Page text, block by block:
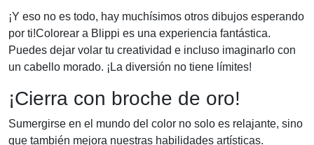
¡Y eso no es todo, hay muchísimos otros dibujos esperando
por ti!Colorear a Blippi es una experiencia fantástica.
Puedes dejar volar tu creatividad e incluso imaginarlo con
un cabello morado. ¡La diversión no tiene límites!
¡Cierra con broche de oro!
Sumergirse en el mundo del color no solo es relajante, sino
que también mejora nuestras habilidades artísticas.